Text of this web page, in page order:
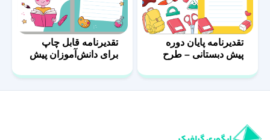
تقدیرنامه پایان دوره
پیش دبستانی – طرح
تقدیرنامه قابل چاپ
برای دانش‌آموزان پیش